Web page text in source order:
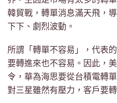
韓貿戰，轉單消息滿天飛，
下下、劇烈波動。
所謂「轉單不容易」，代表
要轉進來也不容易。因此，
令，華為海思要從台積電轉
對三星雖然有壓力，客戶要